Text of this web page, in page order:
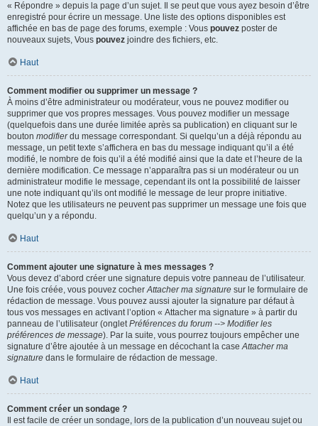
« Répondre » depuis la page d’un sujet. Il se peut que vous ayez besoin d’être
enregistré pour écrire un message. Une liste des options disponibles est
affichée en bas de page des forums, exemple : Vous pouvez poster de
nouveaux sujets, Vous pouvez joindre des fichiers, etc.
Haut
Comment modifier ou supprimer un message ?
À moins d’être administrateur ou modérateur, vous ne pouvez modifier ou
supprimer que vos propres messages. Vous pouvez modifier un message
(quelquefois dans une durée limitée après sa publication) en cliquant sur le
bouton modifierdu message correspondant. Si quelqu’un a déjà répondu au
message, un petit texte s’affichera en bas du message indiquant qu’il a été
modifié, le nombre de fois qu’il a été modifié ainsi que la date et l’heure de la
dernière modification. Ce message n’apparaîtra pas si un modérateur ou un
administrateur modifie le message, cependant ils ont la possibilité de laisser
une note indiquant qu’ils ont modifié le message de leur propre initiative.
Notez que les utilisateurs ne peuvent pas supprimer un message une fois que
quelqu’un y a répondu.
Haut
Comment ajouter une signature à mes messages ?
Vous devez d’abord créer une signature depuis votre panneau de l’utilisateur.
Une fois créée, vous pouvez cocherAttacher ma signature sur le formulaire de
rédaction de message. Vous pouvez aussi ajouter la signature par défaut à
tous vos messages en activant l’option « Attacher ma signature » à partir du
panneau de l’utilisateur (ongletPréférences du forum --> Modifier les
préférences de message). Par la suite, vous pourrez toujours empêcher une
signature d’être ajoutée à un message en décochant la caseAttacher ma
signature dans le formulaire de rédaction de message.
Haut
Comment créer un sondage ?
Il est facile de créer un sondage, lors de la publication d’un nouveau sujet ou